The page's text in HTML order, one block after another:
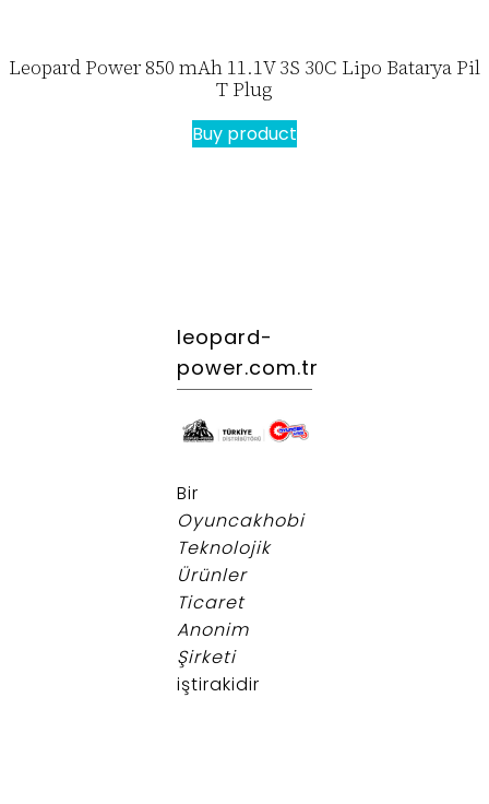
Leopard Power 850 mAh 11.1V 3S 30C Lipo Batarya Pil
T Plug
Buy product
leopard-
power.com.tr
Bir
Oyuncakhobi
Teknolojik
Ürünler
Ticaret
Anonim
Şirketi
iştirakidir